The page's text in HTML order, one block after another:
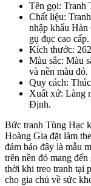
Tên gọi: Tranh
Chất liệu:
nhập khẩu
gụ đục cao cấp.
Kích thước:
Màu sắc: Màu
và nền màu đỏ.
Quy cách:
Xuất xứ: Làng
Định.
Bức tranh Tùng Hạc
Hoàng Gia đặt làm
đảm bảo đây là mẫu
trên nền đỏ mang
thời khi treo tranh tại
cho gia chủ về sức